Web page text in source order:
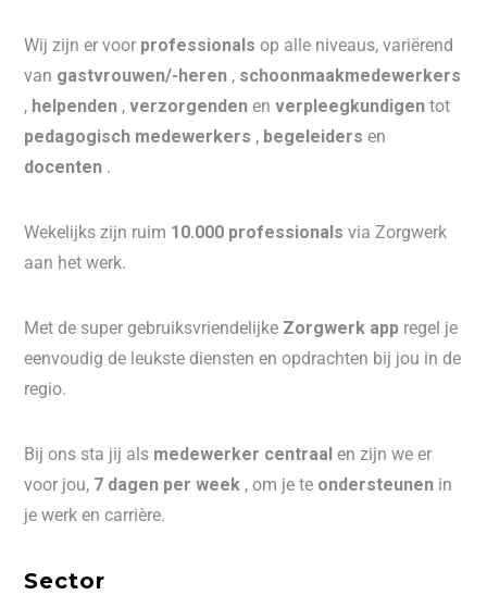
Wij zijn er voor professionalsop alle niveaus, variërend
van gastvrouwen/-heren , schoonmaakmedewerkers
, helpenden ,verzorgendenenverpleegkundigentot
pedagogisch medewerkers , begeleidersen
docenten .
Wekelijks zijn ruim 10.000 professionalsvia Zorgwerk
aan het werk.
Met de super gebruiksvriendelijke Zorgwerk app regel je
eenvoudig de leukste diensten en opdrachten bij jou in de
regio.
Bij ons sta jij als medewerker centraalen zijn we er
voor jou, 7 dagen per week , om je te ondersteunen in
je werk en carrière.
Sector